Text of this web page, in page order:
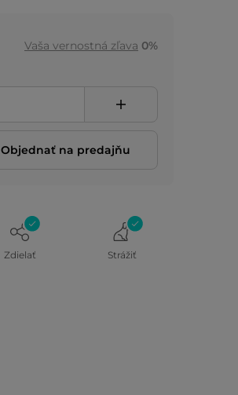
Vaša vernostná zľava 0%
Objednať na predajňu
Zdielať Strážiť